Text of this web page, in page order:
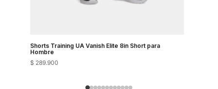
Shorts Training UA Vanish Elite 8in Short para
Hombre
$ 289.900